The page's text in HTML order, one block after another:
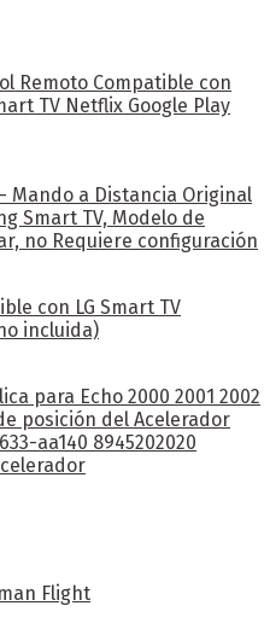
Remoto Compatible con
TV Netflix Google Play
Mando a Distancia Original
Smart TV, Modelo de
no Requiere configuración
con LG Smart TV
incluida)
para Echo 2000 2001 2002
posición del Acelerador
aa140 8945202020
Flight